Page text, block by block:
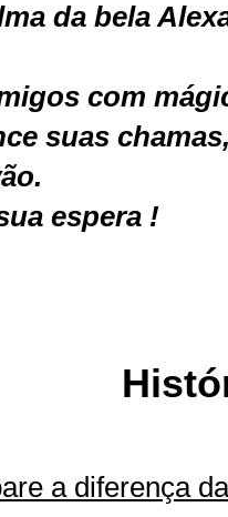
da bela
com
suas
espera !
a diferença